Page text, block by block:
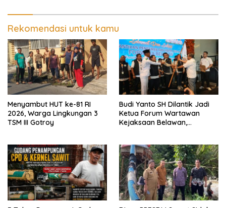
Pemantau dan Pengawas
MBG
Rekomendasi untuk kamu
Menyambut HUT ke-81 RI
2026, Warga Lingkungan 3
TSM III Gotroy
Budi Yanto SH Dilantik Jadi
Ketua Forum Wartawan
Kejaksaan Belawan,
Pendampingan Hukum dan
Ekomoni Semua Anggota